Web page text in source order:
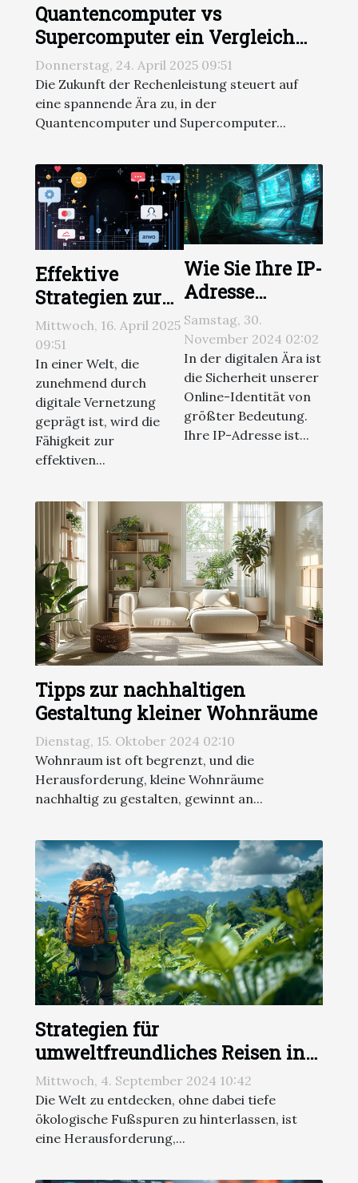
Quantencomputer vs
Supercomputer ein Vergleich
der Technologiegiganten
Donnerstag, 24. April 2025 09:51
Die Zukunft der Rechenleistung steuert auf
eine spannende Ära zu, in der
Quantencomputer und Supercomputer...
Effektive
Strategien zur
Verbesserung
der
Mehrsprachigen
Online-
Kommunikation
Mittwoch, 16. April 2025
09:51
In einer Welt, die
zunehmend durch
digitale Vernetzung
geprägt ist, wird die
Fähigkeit zur
effektiven...
Wie Sie Ihre IP-
Adresse
effektiv
schützen
können
Samstag, 30.
November 2024 02:02
In der digitalen Ära ist
die Sicherheit unserer
Online-Identität von
größter Bedeutung.
Ihre IP-Adresse ist...
Tipps zur nachhaltigen
Gestaltung kleiner Wohnräume
Dienstag, 15. Oktober 2024 02:10
Wohnraum ist oft begrenzt, und die
Herausforderung, kleine Wohnräume
nachhaltig zu gestalten, gewinnt an...
Strategien für
umweltfreundliches Reisen in
entlegene Regionen
Mittwoch, 4. September 2024 10:42
Die Welt zu entdecken, ohne dabei tiefe
ökologische Fußspuren zu hinterlassen, ist
eine Herausforderung,...